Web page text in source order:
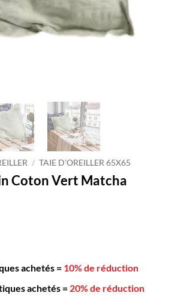
/ TAIE D'OREILLER 65X65
Coton Vert Matcha
achetés = 10% de réduction
achetés = 20% de réduction